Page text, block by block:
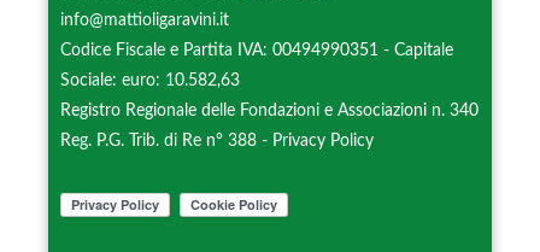
info@mattioligaravini.it
Codice Fiscale e Partita IVA: 00494990351 - Capitale
Sociale: euro: 10.582,63
Registro Regionale delle Fondazioni e Associazioni n. 340
Reg. P.G. Trib. di Re n° 388 - Privacy Policy